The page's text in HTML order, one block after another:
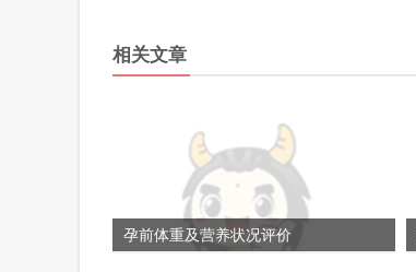
相关文章
孕前体重及营养状况评价